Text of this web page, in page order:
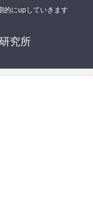
的にupしていきます
究所